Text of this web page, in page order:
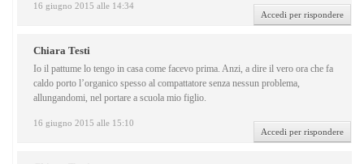
16 giugno 2015 alle 14:34
Accedi per rispondere
Chiara Testi
16 giugno 2015 alle 15:10
Io il pattume lo tengo in casa come facevo prima. Anzi, a dire il vero ora che fa
caldo porto l’organico spesso al compattatore senza nessun problema,
allungandomi, nel portare a scuola mio figlio.
Accedi per rispondere